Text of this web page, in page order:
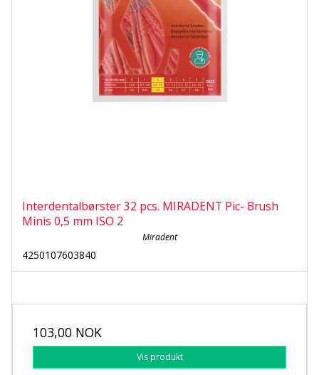
Interdentalbørster 32 pcs. MIRADENT Pic- Brush
Minis 0,5 mm ISO 2
Miradent
4250107603840
103,00 NOK
Vis produkt